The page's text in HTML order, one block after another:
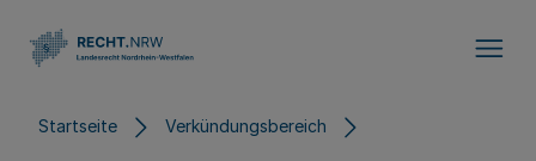
Startseite Verkündungsbereich